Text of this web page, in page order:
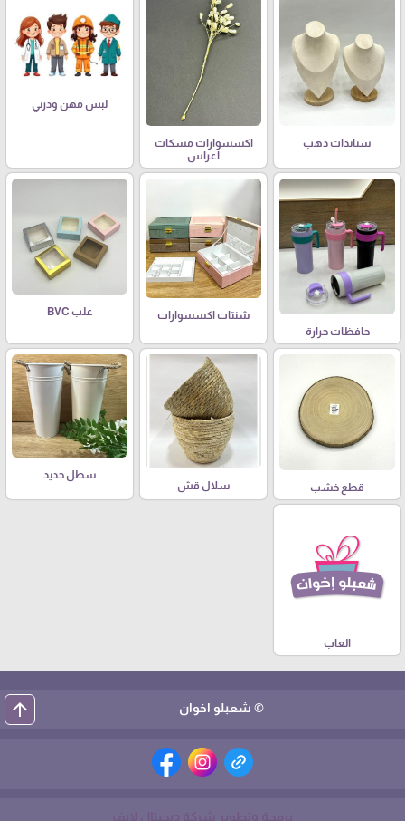
ستاندات ذهب
اكسسوارات مسكات
اعراس
لبس مهن ودزني
حافظات حرارة
شنتات اكسسوارات علب BVC
قطع خشب سلال قش
سطل حديد
العاب
© شعبلو اخوان arrow_upward